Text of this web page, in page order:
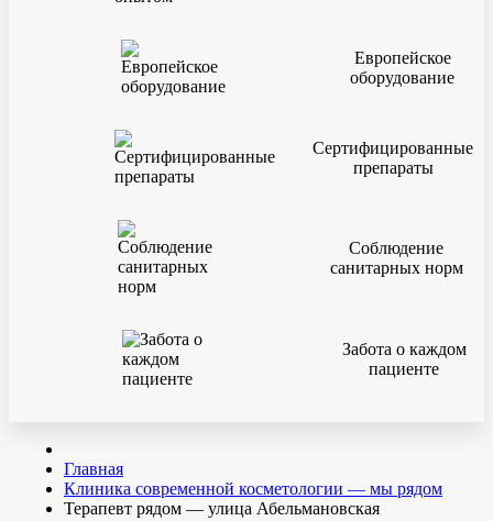
Европейское
оборудование
Сертифицированные
препараты
Соблюдение
санитарных норм
Забота о каждом
пациенте
Главная
Клиника современной косметологии — мы рядом
Терапевт рядом — улица Абельмановская